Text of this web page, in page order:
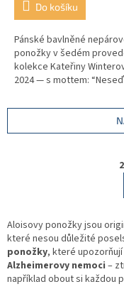
Do košíku
Pánské bavlněné
ponožky v šedém
kolekce Kateřiny
2024 — s mottem:
ponožku jinou” Neseď
Aloisovy ponožky jsou
které nesou důležité
ponožky, které
Alzheimerovy nemoci –
například obout si každou